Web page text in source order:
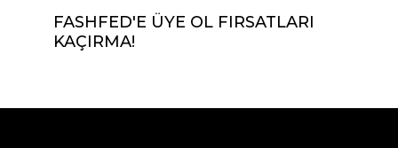
FASHFED'E ÜYE OL FIRSATLARI
KAÇIRMA!